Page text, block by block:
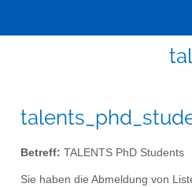
Betreff: TALENTS PhD Students
Sie haben die Abmeldung von